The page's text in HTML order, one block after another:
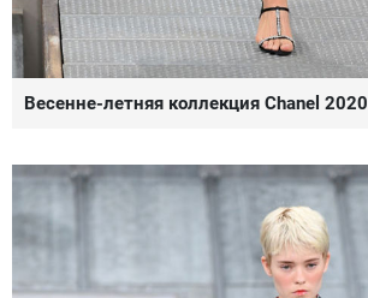
Весенне-летняя коллекция Chanel 2020